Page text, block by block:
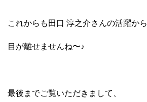
これからも田口 淳之介さんの活躍から
目が離せませんね〜♪
最後までご覧いただきまして、